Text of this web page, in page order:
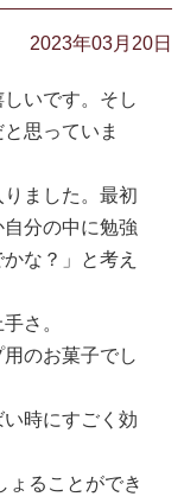
2023年03月20日
いです。そし
思っていま
ました。最初
分の中に勉強
な？」と考え
さ。
のお菓子でし
時にすごく効
ょることができ